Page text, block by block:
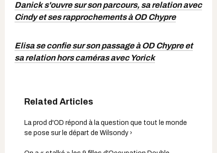
Danick s'ouvre sur son parcours, sa relation avec
Cindy et ses rapprochements à OD Chypre
Elisa se confie sur son passage à OD Chypre et
sa relation hors caméras avec Yorick
La prod d'OD répond à la question que tout le monde
se pose sur le départ de Wilsondy ›